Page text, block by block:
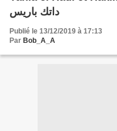
داتك باريس
Publié le 13/12/2019 à 17:13
Par Bob_A_A